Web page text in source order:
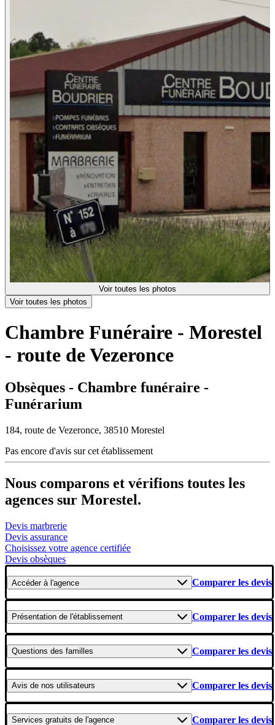
Voir toutes les photos
Voir toutes les photos
Chambre Funéraire - Morestel
- route de Vezeronce
Obsèques - Chambre funéraire -
Funérarium
184, route de Vezeronce, 38510 Morestel
Pas encore d'avis sur cet établissement
Nous comparons et vérifions toutes les
agences sur Morestel.
Devis marbrerie
Devis assurance
Choisissez votre agence certifiée
Devis obsèques
Accéderà l'agence Comparer les devis
Présentation de l'établissement Comparer les devis
Questions des familles Comparer les devis
Avis de nos utilisateurs Comparer les devis
Services gratuits de l'agence Comparer les devis